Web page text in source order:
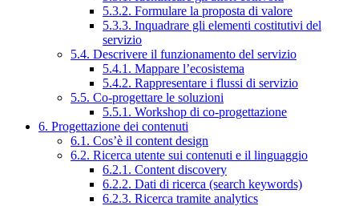
5.3.2. Formulare la proposta di valore
5.3.3. Inquadrare gli elementi costitutivi del
servizio
5.4. Descrivere il funzionamento del servizio
5.4.1. Mappare l’ecosistema
5.4.2. Rappresentare i flussi di servizio
5.5. Co-progettare le soluzioni
5.5.1. Workshop di co-progettazione
6. Progettazione dei contenuti
6.1. Cos’è il content design
6.2. Ricerca utente sui contenuti e il linguaggio
6.2.1. Content discovery
6.2.2. Dati di ricerca (search keywords)
6.2.3. Ricerca tramite analytics